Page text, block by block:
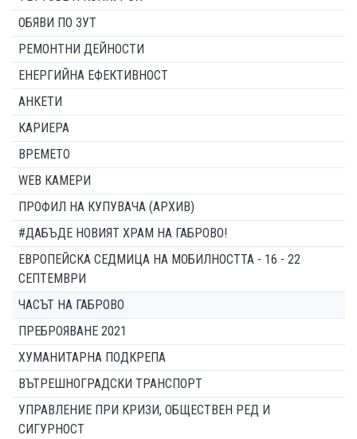
ОБЯВИ ПО ЗУТ
РЕМОНТНИ ДЕЙНОСТИ
ЕНЕРГИЙНА ЕФЕКТИВНОСТ
АНКЕТИ
КАРИЕРА
ВРЕМЕТО
WEB КАМЕРИ
ПРОФИЛ НА КУПУВАЧА (АРХИВ)
#ДАБЪДЕ НОВИЯТ ХРАМ НА ГАБРОВО!
ЕВРОПЕЙСКА СЕДМИЦА НА МОБИЛНОСТТА - 16 - 22
СЕПТЕМВРИ
ЧАСЪТ НА ГАБРОВО
ПРЕБРОЯВАНЕ 2021
ХУМАНИТАРНА ПОДКРЕПА
ВЪТРЕШНОГРАДСКИ ТРАНСПОРТ
УПРАВЛЕНИЕ ПРИ КРИЗИ, ОБЩЕСТВЕН РЕД И
СИГУРНОСТ